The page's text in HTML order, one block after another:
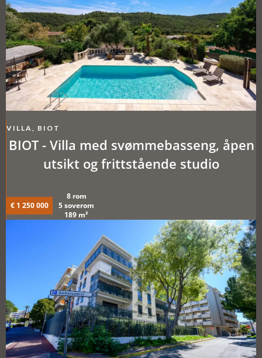
VILLA, BIOT
BIOT - Villa med svømmebasseng, åpen
utsikt og frittstående studio
€ 1 250 000
8 rom
5 soverom
189 m²